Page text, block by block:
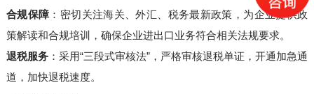
合规保障：密切关注海关、外汇、税务最新政策，为企业提供政
策解读和合规培训，确保企业进出口业务符合相关法规要求。
退税服务：采用“三段式审核法”，严格审核退税单证，开通加急通
道，加快退税速度。